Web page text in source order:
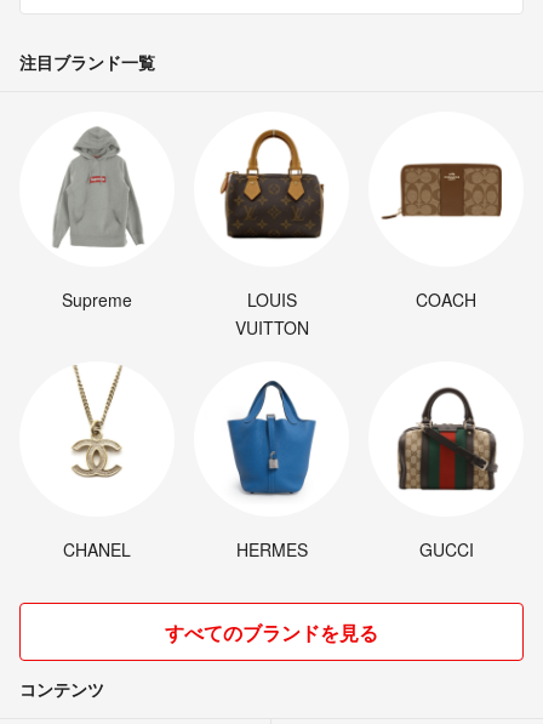
注目ブランド一覧
Supreme
LOUIS
VUITTON
COACH
CHANEL HERMES GUCCI
すべてのブランドを見る
コンテンツ